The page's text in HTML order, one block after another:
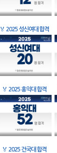
🏅 2025 성신여대 합격
🏅 2025 홍익대 합격
🏅 2025 건국대 합격